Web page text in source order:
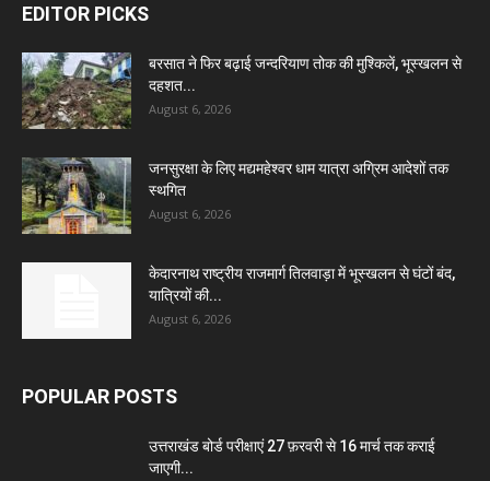
EDITOR PICKS
बरसात ने फिर बढ़ाई जन्दरियाण तोक की मुश्किलें, भूस्खलन से
दहशत...
August 6, 2026
जनसुरक्षा के लिए मद्यमहेश्वर धाम यात्रा अग्रिम आदेशों तक
स्थगित
August 6, 2026
केदारनाथ राष्ट्रीय राजमार्ग तिलवाड़ा में भूस्खलन से घंटों बंद,
यात्रियों की...
August 6, 2026
POPULAR POSTS
उत्तराखंड बोर्ड परीक्षाएं 27 फ़रवरी से 16 मार्च तक कराई
जाएगी...